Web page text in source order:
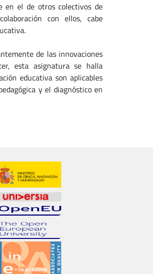
en el de otros colectivos de
con ellos, cabe
de las innovaciones
esta asignatura se halla
educativa son aplicables
y el diagnóstico en